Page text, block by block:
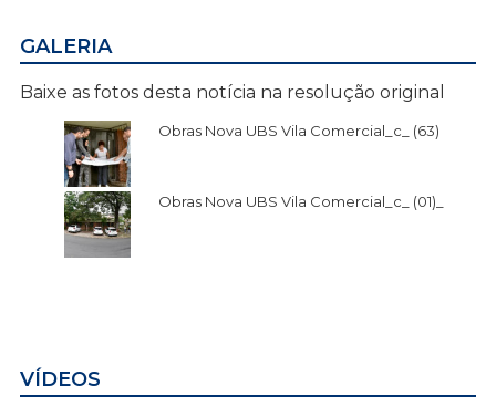
GALERIA
Baixe as fotos desta notícia na resolução original
Obras Nova UBS Vila Comercial_c_ (63)
Obras Nova UBS Vila Comercial_c_ (01)_
VÍDEOS